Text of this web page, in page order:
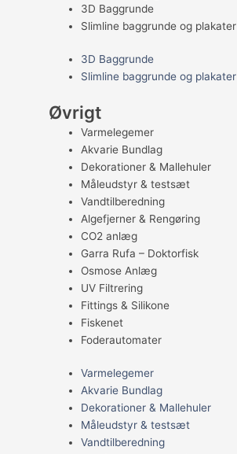
3D Baggrunde
Slimline baggrunde og plakater
3D Baggrunde
Slimline baggrunde og plakater
Øvrigt
Varmelegemer
Akvarie Bundlag
Dekorationer & Mallehuler
Måleudstyr & testsæt
Vandtilberedning
Algefjerner & Rengøring
CO2 anlæg
Garra Rufa – Doktorfisk
Osmose Anlæg
UV Filtrering
Fittings & Silikone
Fiskenet
Foderautomater
Varmelegemer
Akvarie Bundlag
Dekorationer & Mallehuler
Måleudstyr & testsæt
Vandtilberedning